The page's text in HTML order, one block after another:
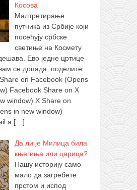
Косова
Малтретирање
путника из Србије који
посећују србске
светиње на Космету
Ево једне цртице
се допада, поделите
on Facebook (Opens
Facebook Share on X
window) X Share on
in new window)
a […]
Да ли је Милица била
књегиња или царица?
Нашу историју само
мало да загребете
прстом и испод